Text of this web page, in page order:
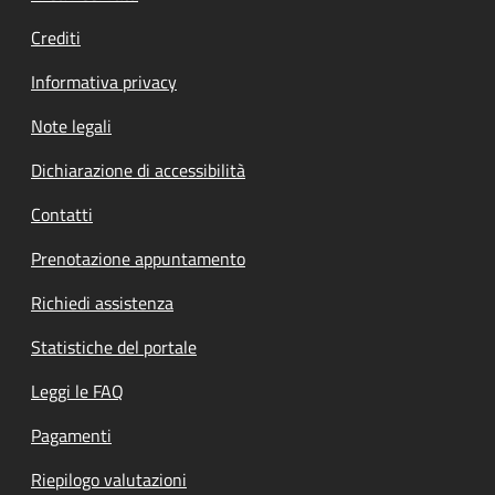
Crediti
Informativa privacy
Note legali
Dichiarazione di accessibilità
Contatti
Prenotazione appuntamento
Richiedi assistenza
Statistiche del portale
Leggi le FAQ
Pagamenti
Riepilogo valutazioni